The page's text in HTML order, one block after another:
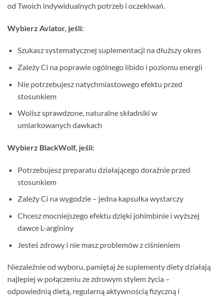
od Twoich indywidualnych potrzeb i oczekiwań.
Wybierz Aviator, jeśli:
Szukasz systematycznej suplementacji na dłuższy okres
Zależy Ci na poprawie ogólnego libido i poziomu energii
Nie potrzebujesz natychmiastowego efektu przed
stosunkiem
Wolisz sprawdzone, naturalne składniki w
umiarkowanych dawkach
Wybierz BlackWolf, jeśli:
Potrzebujesz preparatu działającego doraźnie przed
stosunkiem
Zależy Ci na wygodzie – jedna kapsułka wystarczy
Chcesz mocniejszego efektu dzięki johimbinie i wyższej
dawce L-argininy
Jesteś zdrowy i nie masz problemów z ciśnieniem
Niezależnie od wyboru, pamiętaj że suplementy diety działają
najlepiej w połączeniu ze zdrowym stylem życia –
odpowiednią dietą, regularną aktywnością fizyczną i